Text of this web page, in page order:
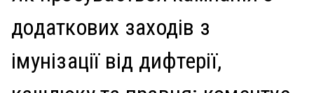
додаткових заходів з
імунізації від дифтерії,